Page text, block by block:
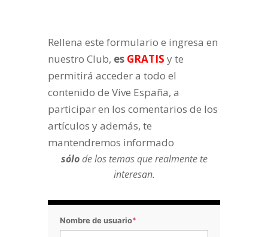
Rellena este formulario e ingresa en
nuestro Club, es GRATIS y te
permitirá acceder a todo el
contenido de Vive España, a
participar en los comentarios de los
artículos y además, te
mantendremos informado
sólode los temas que realmente te
interesan.
Nombre de usuario*